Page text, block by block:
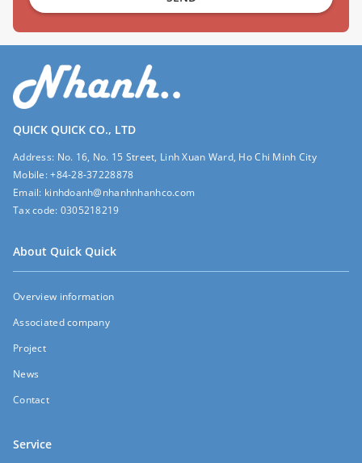
QUICK QUICK CO., LTD
Address: No. 16, No. 15 Street, Linh Xuan Ward, Ho Chi Minh City
Mobile:+84-28-37228878
Email: kinhdoanh@nhanhnhanhco.com
Tax code: 0305218219
About Quick Quick
Overview information
Associated company
Project
News
Contact
Service